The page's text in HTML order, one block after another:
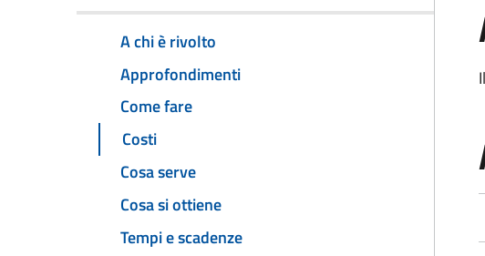
A chi è rivolto
Approfondimenti
Come fare
Costi
Cosa serve
Cosa si ottiene
Tempi e scadenze